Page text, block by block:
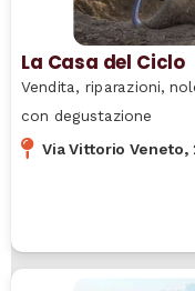
La Casa del Ciclo
Vendita, riparazioni,
con degustazione
Via Vittorio Veneto,